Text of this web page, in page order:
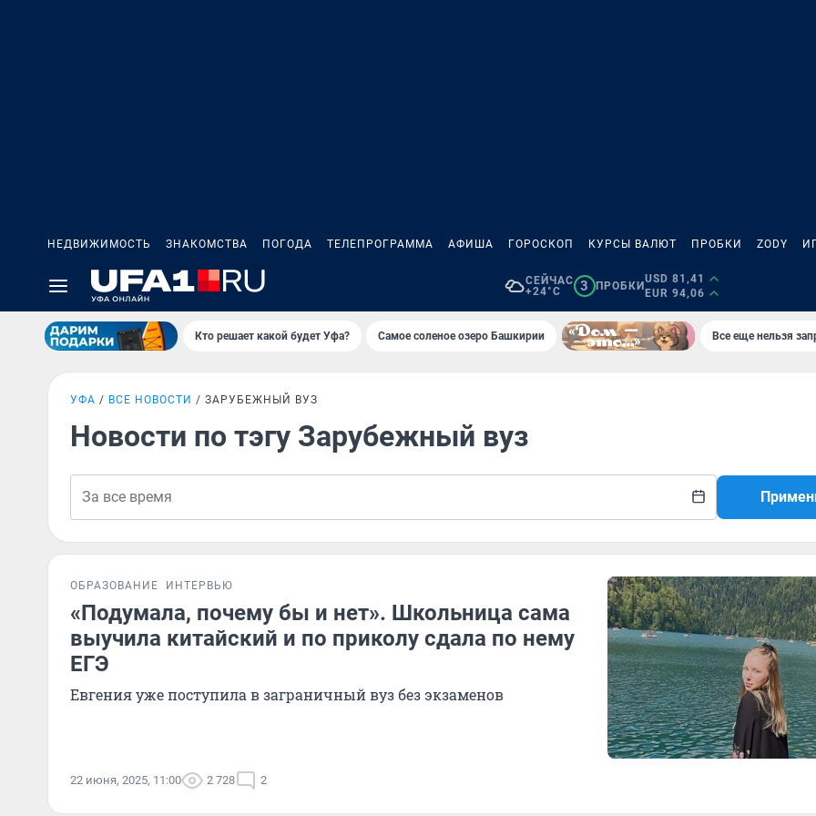
НЕДВИЖИМОСТЬ ЗНАКОМСТВА ПОГОДА ТЕЛЕПРОГРАММА АФИША ГОРОСКОП КУРСЫ ВАЛЮТ ПРОБКИ ZODY
СЕЙЧАС
+24°C
3 ПРОБКИ
USD 81,41
EUR 94,06
Кто решает какой будет Уфа? Самое соленое озеро Башкирии Все еще нельзя
УФА ВСЕ НОВОСТИ ЗАРУБЕЖНЫЙ ВУЗ
Новости по тэгу Зарубежный вуз
ОБРАЗОВАНИЕ ИНТЕРВЬЮ
«Подумала, почему бы и нет». Школьница сама
выучила китайский и по приколу сдала по нему
ЕГЭ
Евгения уже поступила в заграничный вуз без экзаменов
22 июня, 2025, 11:00 2 728 2